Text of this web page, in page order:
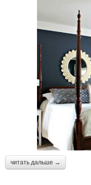
Черная спальня
Спальни в стиле
Спальни в чёрных
читать дальше →